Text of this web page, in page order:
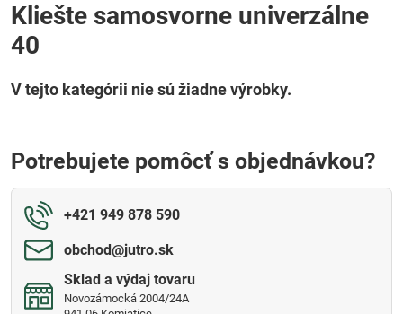
Kliešte samosvorne univerzálne
40
Potrebujete pomôcť s objednávkou?
+421 949 878 590
obchod​@jutro​.sk
Sklad a výdaj tovaru
Novozámocká 2004/24A